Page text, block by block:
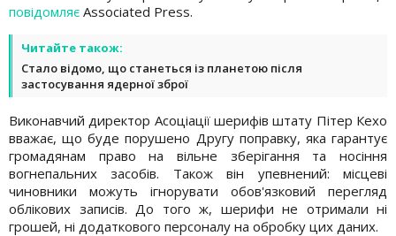
повідомляє Associated Press.
Читайте також:
Стало відомо, що станеться із планетою після
застосування ядерної зброї
Виконавчий директор Асоціації шерифів штату Пітер Кехо
вважає, що буде порушено Другу поправку, яка гарантує
громадянам право на вільне зберігання та носіння
вогнепальних засобів. Також він упевнений: місцеві
чиновники можуть ігнорувати обов'язковий перегляд
облікових записів. До того ж, шерифи не отримали ні
грошей, ні додаткового персоналу на обробку цих даних.